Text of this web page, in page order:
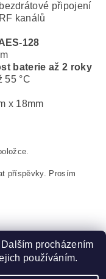
připojení
kanálů
128
baterie až 2 roky
55 °C
x 18mm
příspěvky. Prosím
údajů
procházením
používáním.